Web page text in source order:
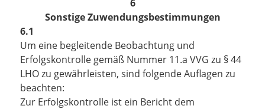
6
Sonstige Zuwendungsbestimmungen
6.1
Um eine begleitende Beobachtung und
Erfolgskontrolle gemäß Nummer 11.a VVG zu § 44
LHO zu gewährleisten, sind folgende Auflagen zu
beachten:
Zur Erfolgskontrolle ist ein Bericht dem